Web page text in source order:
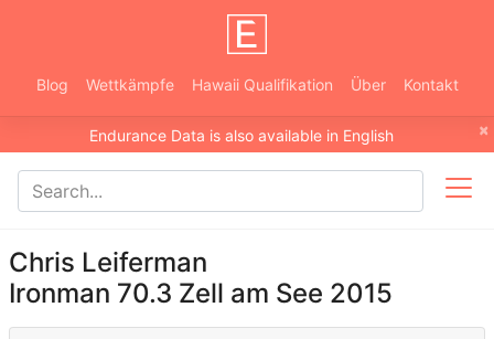
Blog Wettkämpfe Hawaii Qualifikation Über Kontakt
×
Endurance Data is also available in English
Chris Leiferman
Ironman 70.3 Zell am See 2015